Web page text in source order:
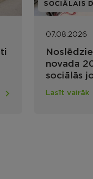
SOCIĀLAIS
07.08.2026
novada
sociālās
konkurss
Lasīt vairāk